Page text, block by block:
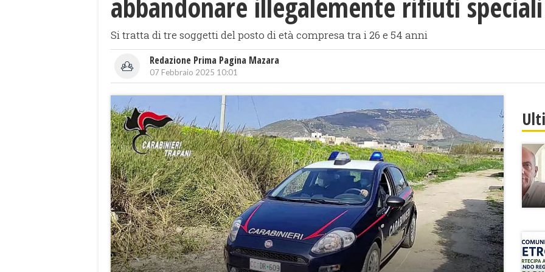
abbandonare illegalemente rifiuti speciali
Si tratta di tre soggetti del posto di età compresa tra i 26 e 54 anni
Redazione Prima Pagina Mazara
07 Febbraio 2025 10:01